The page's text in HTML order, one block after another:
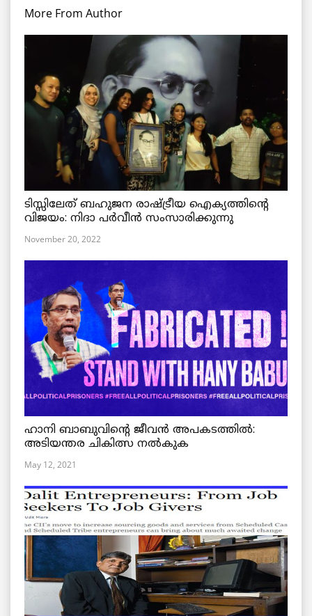
More From Author
ടിസ്സിലേത് ബഹുജന രാഷ്ട്രീയ ഐക്യത്തിന്റെ
വിജയം: നിദാ പർവീൻ സംസാരിക്കുന്നു
November 20, 2022
ഹാനി ബാബുവിന്റെ ജീവൻ അപകടത്തിൽ:
അടിയന്തര ചികിത്സ നൽകുക
May 12, 2021